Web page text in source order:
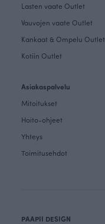
Lasten vaate Outlet
Vauvojen vaate Outlet
Kankaat & Ompelu Outlet
Kotiin Outlet
Asiakaspalvelu
Mitoitukset
Hoito-ohjeet
Yhteys
Toimitusehdot
PAAPII DESIGN